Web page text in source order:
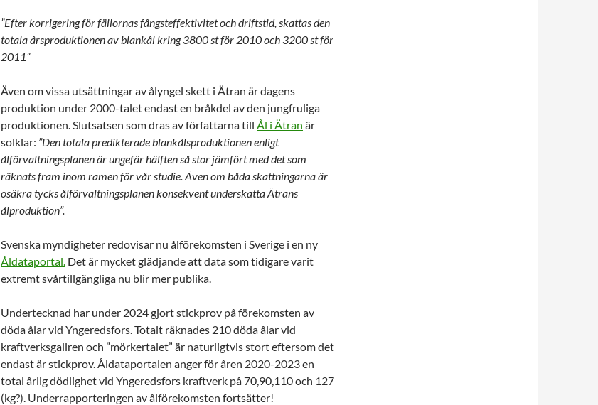
”Efter korrigering för fällornas fångsteffektivitet och driftstid, skattas den
totala årsproduktionen av blankål kring 3800 st för 2010 och 3200 st för
2011”
Även om vissa utsättningar av ålyngel skett i Ätran är dagens
produktion under 2000-talet endast en bråkdel av den jungfruliga
produktionen. Slutsatsen som dras av författarna till Ål i Ätran är
solklar: ”Den totala predikterade blankålsproduktionen enligt
ålförvaltningsplanen är ungefär hälften så stor jämfört med det som
räknats fram inom ramen för vår studie. Även om båda skattningarna är
osäkra tycks ålförvaltningsplanen konsekvent underskatta Ätrans
ålproduktion”.
Svenska myndigheter redovisar nu ålförekomsten i Sverige i en ny
Åldataportal. Det är mycket glädjande att data som tidigare varit
extremt svårtillgängliga nu blir mer publika.
Undertecknad har under 2024 gjort stickprov på förekomsten av
döda ålar vid Yngeredsfors. Totalt räknades 210 döda ålar vid
kraftverksgallren och ”mörkertalet” är naturligtvis stort eftersom det
endast är stickprov. Åldataportalen anger för åren 2020-2023 en
total årlig dödlighet vid Yngeredsfors kraftverk på 70,90,110 och 127
(kg?). Underrapporteringen av ålförekomsten fortsätter!